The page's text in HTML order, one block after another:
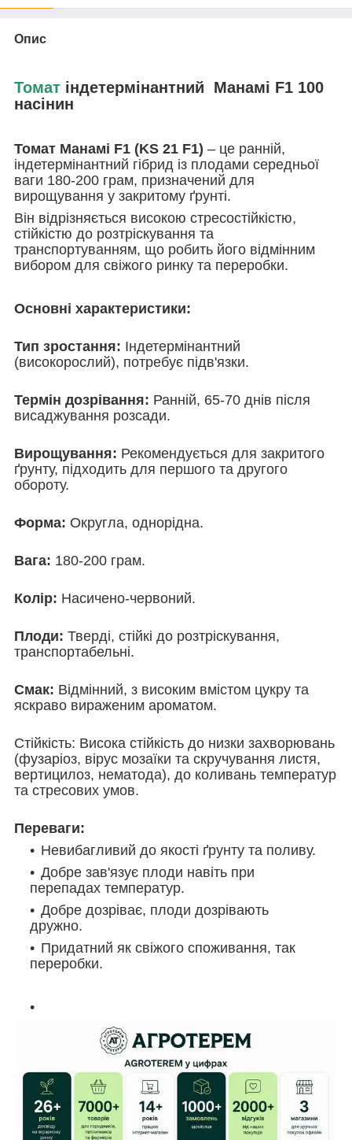
Опис
Томат індетермінантний Манамі F1 100
насінин
Томат Манамі F1 (KS 21 F1) – це ранній,
індетермінантний гібрид із плодами середньої
ваги 180-200 грам, призначений для
вирощування у закритому ґрунті.
Він відрізняється високою стресостійкістю,
стійкістю до розтріскування та
транспортуванням, що робить його відмінним
вибором для свіжого ринку та переробки.
Основні характеристики:
Тип зростання: Індетермінантний
(високорослий), потребує підв'язки.
Термін дозрівання: Ранній, 65-70 днів після
висаджування розсади.
Вирощування: Рекомендується для закритого
ґрунту, підходить для першого та другого
обороту.
Форма: Округла, однорідна.
Вага: 180-200 грам.
Колір: Насичено-червоний.
Плоди: Тверді, стійкі до розтріскування,
транспортабельні.
Смак: Відмінний, з високим вмістом цукру та
яскраво вираженим ароматом.
Стійкість: Висока стійкість до низки захворювань
(фузаріоз, вірус мозаїки та скручування листя,
вертицилоз, нематода), до коливань температур
та стресових умов.
Переваги:
Невибагливий до якості ґрунту та поливу.
Добре зав'язує плоди навіть при
перепадах температур.
Добре дозріває, плоди дозрівають
дружно.
Придатний як свіжого споживання, так
переробки.